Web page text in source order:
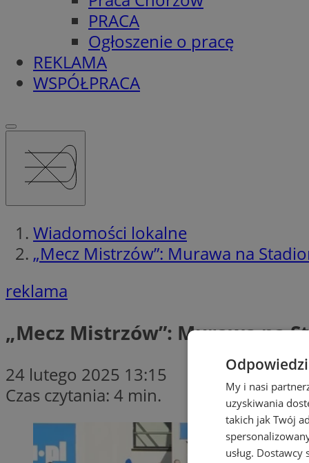
PRACA
Ogłoszenie o pracę
REKLAMA
WSPÓŁPRACA
Wiadomości lokalne
„Mecz Mistrzów”: Murawa na
reklama
„Mecz Mistrzów”: Murawa na
24 lutego 2025 13:15
Czas czytania: 4 min.
My i nasi
uzyskiwania
takich jak Twój
usług. Dostawcy